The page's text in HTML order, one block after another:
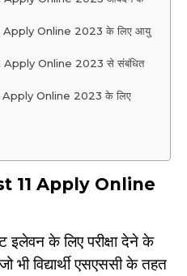
Apply Online 2023 के लिए आयु
Apply Online 2023 से संबंधित
Online 2023 के लिए
11 Apply Online
इलेवन के लिए परीक्षा देने के
भी विद्यार्थी एसएससी के तहत